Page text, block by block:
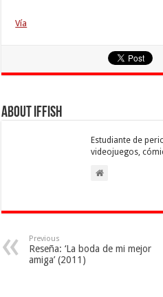
Vía
About Iffish
Estudiante de
videojuegos,
Previous
Reseña: ‘La boda de mi mejor
amiga’ (2011)